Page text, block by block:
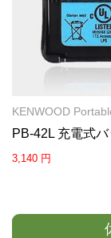
KENWOOD
PB-42L 充電式
3,140 円